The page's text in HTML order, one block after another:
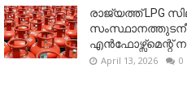
രാജ്യത്ത് LPG
എൻഫോഴ്സ്മെന്റ്
April 13, 2026 0